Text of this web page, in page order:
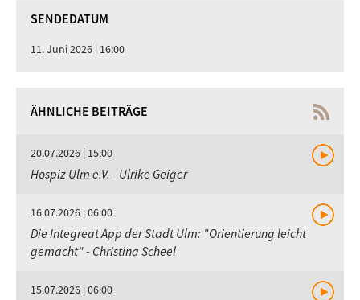
SENDEDATUM
11. Juni 2026 | 16:00
ÄHNLICHE BEITRÄGE
20.07.2026 | 15:00
Hospiz Ulm e.V. - Ulrike Geiger
16.07.2026 | 06:00
Die Integreat App der Stadt Ulm: "Orientierung leicht
gemacht" - Christina Scheel
15.07.2026 | 06:00